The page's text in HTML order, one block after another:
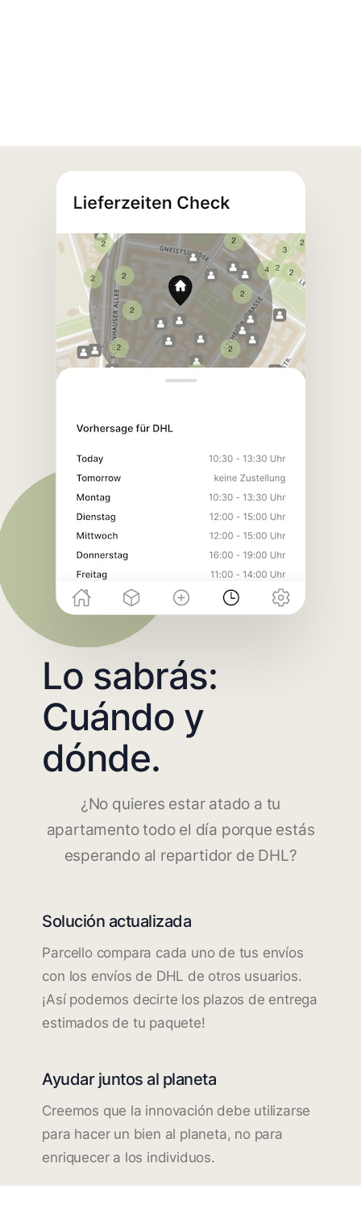
Lo sabrás:
Cuándo y
dónde.
¿No quieres estar atado a tu
apartamento todo el día porque estás
esperando al repartidor de DHL?
Solución actualizada
Parcello compara cada uno de tus envíos
con los envíos de DHL de otros usuarios.
¡Así podemos decirte los plazos de entrega
estimados de tu paquete!
Ayudar juntos al planeta
Creemos que la innovación debe utilizarse
para hacer un bien al planeta, no para
enriquecer a los individuos.